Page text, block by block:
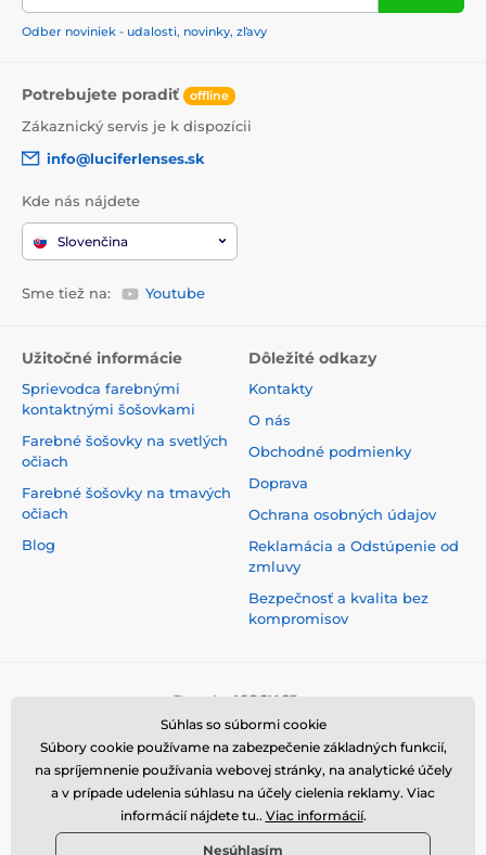
Odber noviniek - udalosti, novinky, zľavy
Potrebujete poradiť offline
Zákaznický servis je k dispozícii
info@luciferlenses.sk
Kde nás nájdete
Slovenčina
Sme tiež na: Youtube
Užitočné informácie
Sprievodca farebnými
kontaktnými šošovkami
Farebné šošovky na svetlých
očiach
Farebné šošovky na tmavých
očiach
Blog
Dôležité odkazy
Kontakty
O nás
Obchodné podmienky
Doprava
Ochrana osobných údajov
Reklamácia a Odstúpenie od
zmluvy
Bezpečnosť a kvalita bez
kompromisov
Súhlas so súbormi cookie
Súbory cookie používame na zabezpečenie základných funkcií,
na spríjemnenie používania webovej stránky, na analytické účely
a v prípade udelenia súhlasu na účely cielenia reklamy. Viac
informácií nájdete tu.. Viac informácií.
Nesúhlasím